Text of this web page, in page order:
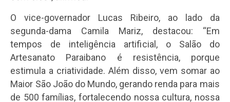
O vice-governador Lucas Ribeiro, ao lado da
segunda-dama Camila Mariz, destacou: “Em
tempos de inteligência artificial, o Salão do
Artesanato Paraibano é resistência, porque
estimula a criatividade. Além disso, vem somar ao
Maior São João do Mundo, gerando renda para mais
de 500 famílias, fortalecendo nossa cultura, nossa